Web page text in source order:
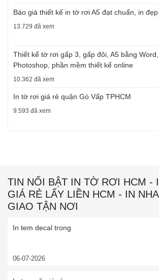
Báo giá thiết kế in tờ rơi A5 đạt chuẩn, in đẹp
13.729 đã xem
Thiết kế tờ rơi gấp 3, gấp đôi, A5 bằng Word,
Photoshop, phần mềm thiết kế online
10.362 đã xem
In tờ rơi giá rẻ quận Gò Vấp TPHCM
9.593 đã xem
TIN NỔI BẬT IN TỜ RƠI HCM -
GIÁ RẺ LẤY LIỀN HCM - IN
GIAO TẬN NƠI
In tem decal trong
06-07-2026